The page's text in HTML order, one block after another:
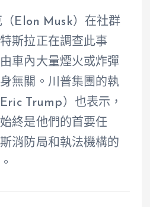
Elon Musk）在社群
斯拉正在調查此事
車內大量煙火或炸彈
無關。川普集團的執
Trump）也表示，
終是他們的首要任
消防局和執法機構的